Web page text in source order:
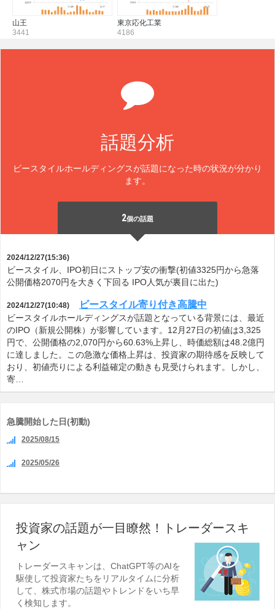
山王
3441
東京応化工業
4186
話題分析
ビースタイルホールディングスが話題になった時の状況が分かり
ます。
2個の話題
2024/12/27(15:36)
ビースタイル、IPO初日にストップ安の衝撃(初値3325円から急落
公開価格2070円を大きく下回る IPO人気が裏目に出た)
2024/12/27(10:48) ビースタイル寄り付き高騰中
ビースタイルホールディングスが話題となっている背景には、最近
のIPO（新規公開株）が影響しています。12月27日の初値は3,325
円で、公開価格の2,070円から60.63%上昇し、時価総額は48.2億円
に達しました。この急激な価格上昇は、投資家の期待感を反映して
おり、初値売りによる利益確定の動きも見受けられます。しかし、
寄…
急騰開始した日(初動)
2025/08/15
2025/05/26
投資家の話題が一目瞭然！トレーダースキ
ャン
トレーダースキャンは、ChatGPT等のAIを
駆使して投資家たちをリアルタイムに分析
して、株式市場の話題やトレンドをいち早
く検知します。